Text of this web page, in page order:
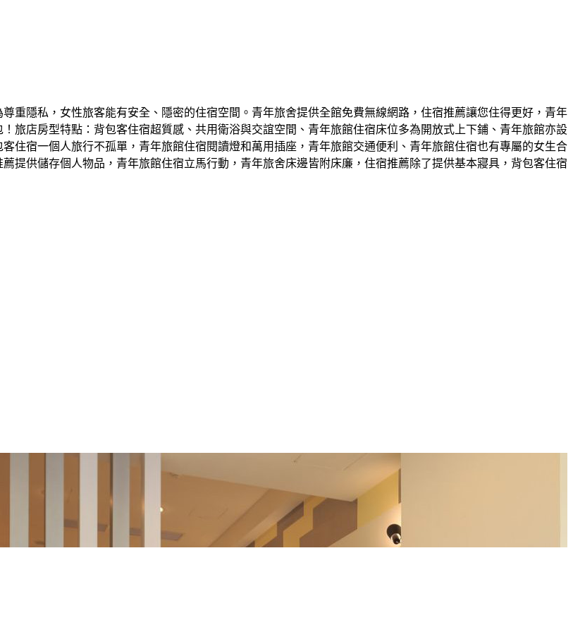
重隱私，女性旅客能有安全、隱密的住宿空間。青年旅舍提供全館免費無線網路，住宿推薦讓您住得更好，青年
旅店房型特點：背包客住宿超質感、共用衛浴與交誼空間、青年旅館住宿床位多為開放式上下鋪、青年旅館亦設
住宿一個人旅行不孤單，青年旅館住宿閱讀燈和萬用插座，青年旅館交通便利、青年旅館住宿也有專屬的女生合
提供儲存個人物品，青年旅館住宿立馬行動，青年旅舍床邊皆附床廉，住宿推薦除了提供基本寢具，背包客住宿